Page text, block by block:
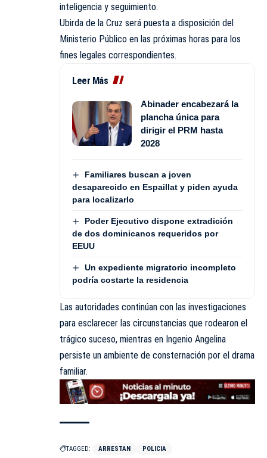
inteligencia y seguimiento.
Ubirda de la Cruz será puesta a disposición del
Ministerio Público en las próximas horas para los
fines legales correspondientes.
Leer Más
Abinader encabezará la
plancha única para
dirigir el PRM hasta
2028
Familiares buscan a joven
desaparecido en Espaillat y piden ayuda
para localizarlo
Poder Ejecutivo dispone extradición
de dos dominicanos requeridos por
EEUU
Un expediente migratorio incompleto
podría costarte la residencia
Las autoridades continúan con las investigaciones
para esclarecer las circunstancias que rodearon el
trágico suceso, mientras en Ingenio Angelina
persiste un ambiente de consternación por el drama
familiar.
TAGGED: ARRESTAN POLICIA